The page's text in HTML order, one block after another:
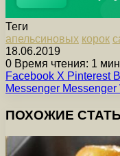
Теги
апельсиновых корок
18.06.2019
0 Время чтения: 1
Facebook X Pinterest
Messenger Messenger
ПОХОЖИЕ